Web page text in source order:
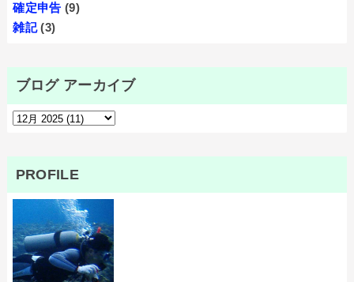
確定申告 (9)
雑記 (3)
ブログ アーカイブ
PROFILE